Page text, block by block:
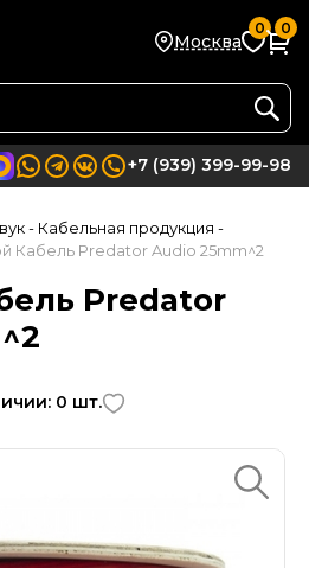
Москва
0 0
+7 (939) 399-99-98
- Кабельная продукция -
Кабель Predator Audio 25mm^2
Predator
0 шт.